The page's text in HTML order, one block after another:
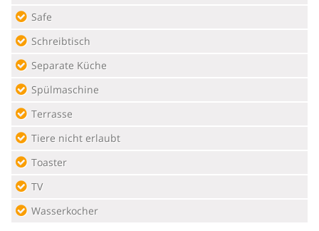
Safe
Schreibtisch
Separate Küche
Spülmaschine
Terrasse
Tiere nicht erlaubt
Toaster
TV
Wasserkocher